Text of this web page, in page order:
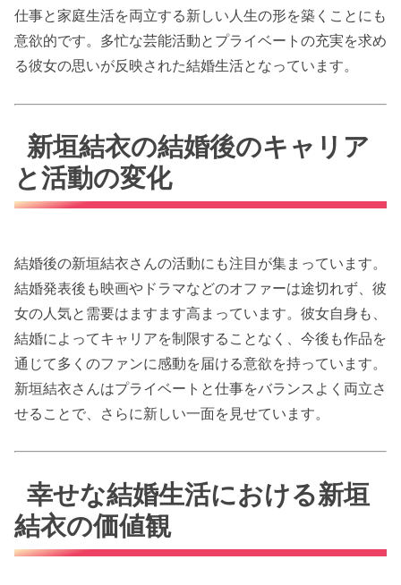
仕事と家庭生活を両立する新しい人生の形を築くことにも
意欲的です。多忙な芸能活動とプライベートの充実を求め
る彼女の思いが反映された結婚生活となっています。
新垣結衣の結婚後のキャリア
と活動の変化
結婚後の新垣結衣さんの活動にも注目が集まっています。
結婚発表後も映画やドラマなどのオファーは途切れず、彼
女の人気と需要はますます高まっています。彼女自身も、
結婚によってキャリアを制限することなく、今後も作品を
通じて多くのファンに感動を届ける意欲を持っています。
新垣結衣さんはプライベートと仕事をバランスよく両立さ
せることで、さらに新しい一面を見せています。
幸せな結婚生活における新垣
結衣の価値観